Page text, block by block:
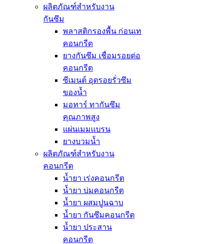
ผลิตภัณฑ์สำหรับงาน
กันซึม
พลาสติกรองพื้น ก่อนเท
คอนกรีต
ยางกันซึม เชื่อมรอยต่อ
คอนกรีต
ซีเมนต์ อุดรอยรั่วซึม
ของน้ำ
มอทาร์ ทากันซึม
คุณภาพสูง
แผ่นเมมเเบรน
ยางบวมน้ำ
ผลิตภัณฑ์สำหรับงาน
คอนกรีต
น้ำยา เร่งคอนกรีต
น้ำยา บ่มคอนกรีต
น้ำยา ผสมปูนฉาบ
น้ำยา กันซึมคอนกรีต
น้ำยา ประสาน
คอนกรีต